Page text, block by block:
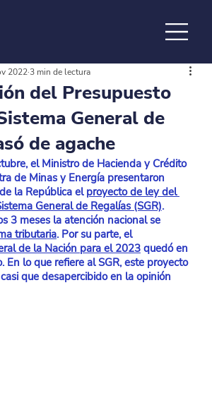
de la
del Presupuesto
General de
de agache
20223 min de lectura
el Ministro de Hacienda y Crédito
de Minas y Energía presentaron
la República el proyecto de ley del
General de Regalías (SGR).
3 meses la atención nacional se
tributaria. Por su parte, el
de la Nación para el 2023 quedó en
En lo que refiere al SGR, este proyecto
que desapercibido en la opinión